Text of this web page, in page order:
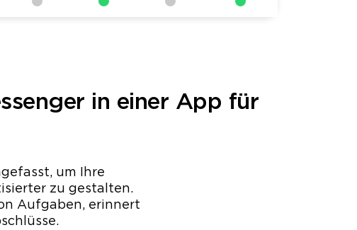
in einer App für
um Ihre
zu gestalten.
Aufgaben, erinnert